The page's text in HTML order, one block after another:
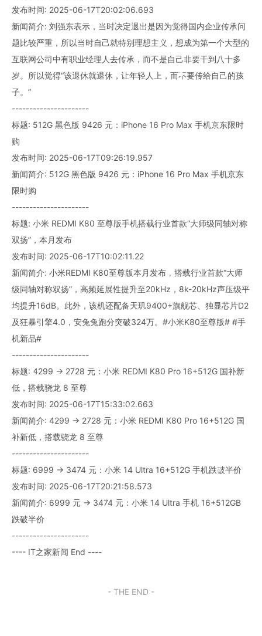
发布时间: 2025-06-17T20:02:06.693
新闻简介: 刘强东表示，当时决定退出是因为觉得国内企业传承问
题比较严重，所以当时自己就特别理想主义，想成为第一个大型的
互联网公司中有职业经理人去传承，而不是自己非要干到八十多
岁。所以觉得“该退休就退休，让年轻人上，而不要传给自己的孩
子。”
----------------------
标题: 512G 黑色版 9426 元：iPhone 16 Pro Max 手机京东限时
购
发布时间: 2025-06-17T09:26:19.957
新闻简介: 512G 黑色版 9426 元：iPhone 16 Pro Max 手机京东
限时购
----------------------
标题: 小米 REDMI K80 至尊版手机搭载行业首款“大师级同轴对称
双扬”，本月发布
发布时间: 2025-06-17T10:02:11.22
新闻简介: 小米REDMI K80至尊版本月发布，搭载行业首款“大师
级同轴对称双扬”，高频延展性提升至20kHz，8k-20kHz声压级平
均提升16dB。此外，该机还配备天玑9400+旗舰芯、独显芯片D2
及狂暴引擎4.0，安兔兔跑分突破324万。#小米K80至尊版# #手
机新品#
----------------------
标题: 4299 → 2728 元：小米 REDMI K80 Pro 16+512G 国补新
低，搭载骁龙 8 至尊
发布时间: 2025-06-17T15:33:02.663
新闻简介: 4299 → 2728 元：小米 REDMI K80 Pro 16+512G 国
补新低，搭载骁龙 8 至尊
----------------------
标题: 6999 → 3474 元：小米 14 Ultra 16+512G 手机跌破半价
发布时间: 2025-06-17T20:21:58.573
新闻简介: 6999 元 → 3474 元：小米 14 Ultra 手机 16+512GB
跌破半价
----------------------
---- IT之家新闻 End ----
- THE END -